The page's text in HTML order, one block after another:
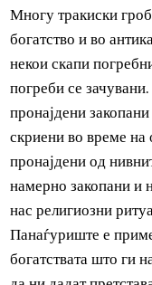
задгробен живот.
Знаеме дека
погребите и потоа
вино и
ги палеле телата,
Во V – III век п.н.е.,
камен или тула и
некои гробници
слики. Гробниците
познати по